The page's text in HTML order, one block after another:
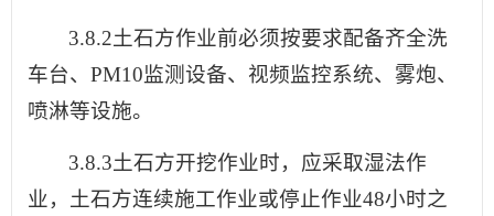
3.8.2土石方作业前必须按要求配备齐全洗
车台、PM10监测设备、视频监控系统、雾炮、
喷淋等设施。
3.8.3土石方开挖作业时，应采取湿法作
业，土石方连续施工作业或停止作业48小时之